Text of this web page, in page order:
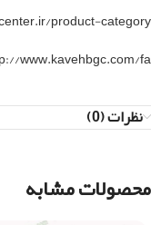
product-category
www.kavehbgc.com/fa
نظرات (0)
محصولات مشابه